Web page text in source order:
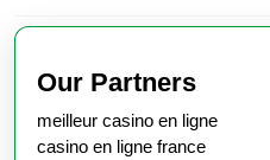
Previous
post:
Our Partners
meilleur casino en ligne
casino en ligne france